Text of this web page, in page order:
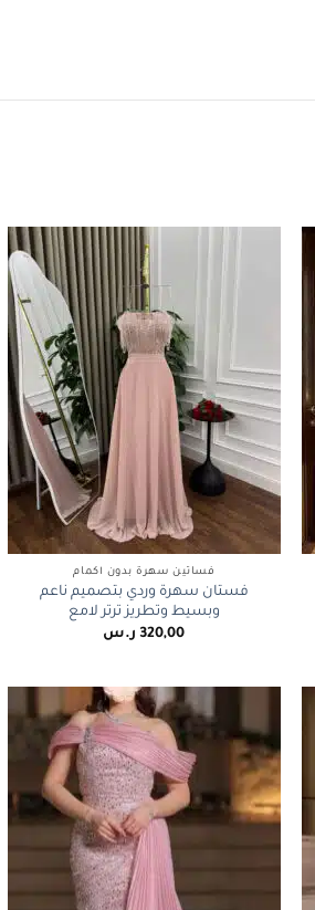
فساتين سهرة بدون أكمام
فستان سهرة وردي بتصميم ناعم
وبسيط وتطريز ترتر لامع
320,00 ر.س